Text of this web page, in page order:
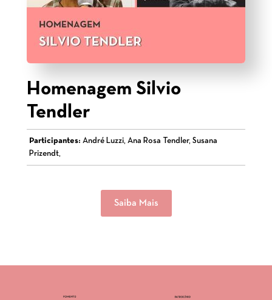
Homenagem Silvio
Tendler
Participantes: André Luzzi, Ana Rosa Tendler, Susana
Prizendt,
Saiba Mais